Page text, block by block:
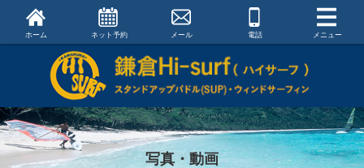
ホーム ネット予約 メール 電話 メニュー
写真・動画